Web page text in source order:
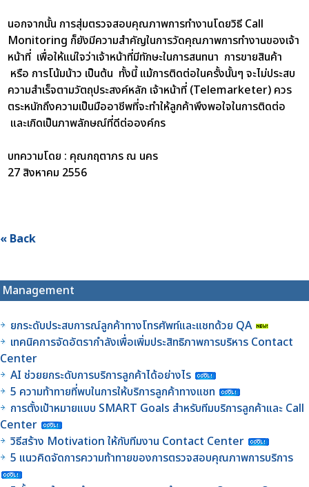
นอกจากนั้น การสุ่มตรวจสอบคุณภาพการทำงานโดยวิธี Call
Monitoring ก็ยังมีความสำคัญในการวัดคุณภาพการทำงานของเจ้า
หน้าที่ เพื่อให้แน่ใจว่าเจ้าหน้าที่มีทักษะในการสนทนา การขายสินค้า
หรือ การโน้มน้าว เป็นต้น ทั้งนี้ แม้การติดต่อในครั้งนั้นๆ จะไม่ประสบ
ความสำเร็จตามวัตถุประสงค์หลัก เจ้าหน้าที่ (Telemarketer) ควร
ตระหนักถึงความเป็นมืออาชีพที่จะทำให้ลูกค้าพึงพอใจในการติดต่อ
และเกิดเป็นภาพลักษณ์ที่ดีต่อองค์กร
บทความโดย : คุณกฤตาภร ณ นคร
27 สิงหาคม 2556
« Back
Management
ยกระดับประสบการณ์ลูกค้าทางโทรศัพท์และแชทด้วย QA
เทคนิคการจัดอัตรากำลังเพื่อเพิ่มประสิทธิภาพการบริหาร Contact
Center
AI ช่วยยกระดับการบริการลูกค้าได้อย่างไร
5 ความท้าทายที่พบในการให้บริการลูกค้าทางแชท
การตั้งเป้าหมายแบบ SMART Goals สำหรับทีมบริการลูกค้าและ Call
Center
วิธีสร้าง Motivation ให้กับทีมงาน Contact Center
5 แนวคิดจัดการความท้าทายของการตรวจสอบคุณภาพการบริการ